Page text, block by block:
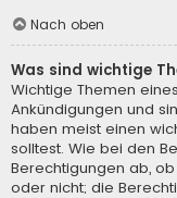
Nach oben
Was sind wichtige
Wichtige Themen
Ankündigungen und
haben meist einen
solltest. Wie bei den
Berechtigungen ab,
oder nicht; die